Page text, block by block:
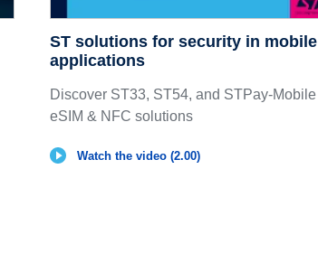
ST solutions for security in mobile
applications
Discover ST33, ST54, and STPay-Mobile
eSIM & NFC solutions
Watch the video (2.00)